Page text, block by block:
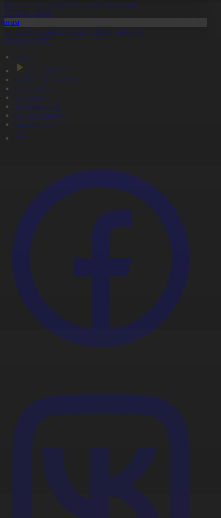
— ел дамуының қозғаушы күші
20:09
импортына уақытша тыйым салынды
20:07
Басты
Тікелей эфир
Бағдарлама кестесі
Жаңалықтар
Жобалар
Телехикаялар
Мультсериалдар
Видеоархив